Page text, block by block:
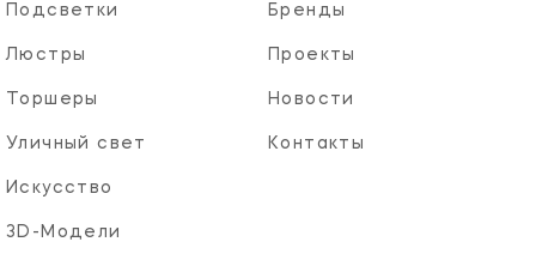
Подсветки
Люстры
Торшеры
Уличный свет
Искусство
3D-Модели
Бренды
Проекты
Новости
Контакты